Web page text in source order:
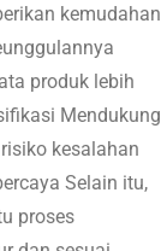
kemudahan
produk lebih
Mendukung
kesalahan
Selain itu,
proses